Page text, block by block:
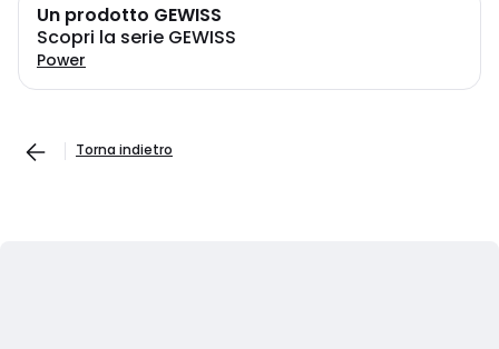
Un prodotto GEWISS
Scopri la serie GEWISS
Power
Torna indietro